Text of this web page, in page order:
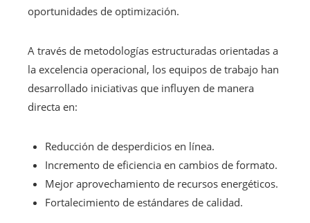
oportunidades de optimización.
A través de metodologías estructuradas orientadas a
la excelencia operacional, los equipos de trabajo han
desarrollado iniciativas que influyen de manera
directa en:
Reducción de desperdicios en línea.
Incremento de eficiencia en cambios de formato.
Mejor aprovechamiento de recursos energéticos.
Fortalecimiento de estándares de calidad.